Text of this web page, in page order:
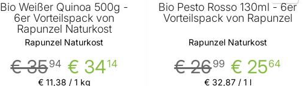
Bio Weißer Quinoa 500g -
6er Vorteilspack von
Rapunzel Naturkost
Rapunzel Naturkost
€ 3414
€ 3594
€ 11,38 / 1 kg
Bio Pesto Rosso 130ml - 6er
Vorteilspack von Rapunzel
Rapunzel Naturkost
€ 2564
€ 2699
€ 32,87/ 1 l